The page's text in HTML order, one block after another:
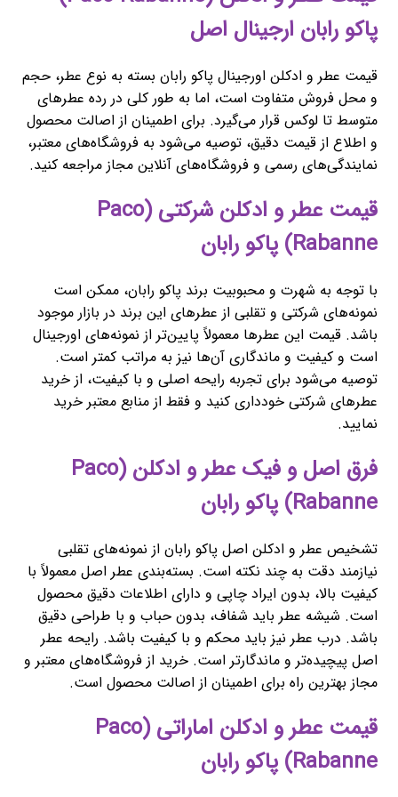
پاکو رابان ارجینال اصل
قیمت عطر و ادکلن اورجینال پاکو رابان بسته به نوع عطر، حجم
و محل فروش متفاوت است، اما به طور کلی در رده عطرهای
متوسط تا لوکس قرار می‌گیرد. برای اطمینان از اصالت محصول
و اطلاع از قیمت دقیق، توصیه می‌شود به فروشگاه‌های معتبر،
نمایندگی‌های رسمی و فروشگاه‌های آنلاین مجاز مراجعه کنید.
قیمت عطر و ادکلن شرکتی (Paco
Rabanne) پاکو رابان
با توجه به شهرت و محبوبیت برند پاکو رابان، ممکن است
نمونه‌های شرکتی و تقلبی از عطرهای این برند در بازار موجود
باشد. قیمت این عطرها معمولاً پایین‌تر از نمونه‌های اورجینال
است و کیفیت و ماندگاری آن‌ها نیز به مراتب کمتر است.
توصیه می‌شود برای تجربه رایحه اصلی و با کیفیت، از خرید
عطرهای شرکتی خودداری کنید و فقط از منابع معتبر خرید
نمایید.
فرق اصل و فیک عطر و ادکلن (Paco
Rabanne) پاکو رابان
تشخیص عطر و ادکلن اصل پاکو رابان از نمونه‌های تقلبی
نیازمند دقت به چند نکته است. بسته‌بندی عطر اصل معمولاً با
کیفیت بالا، بدون ایراد چاپی و دارای اطلاعات دقیق محصول
است. شیشه عطر باید شفاف، بدون حباب و با طراحی دقیق
باشد. درب عطر نیز باید محکم و با کیفیت باشد. رایحه عطر
اصل پیچیده‌تر و ماندگارتر است. خرید از فروشگاه‌های معتبر و
مجاز بهترین راه برای اطمینان از اصالت محصول است.
قیمت عطر و ادکلن اماراتی (Paco
Rabanne) پاکو رابان